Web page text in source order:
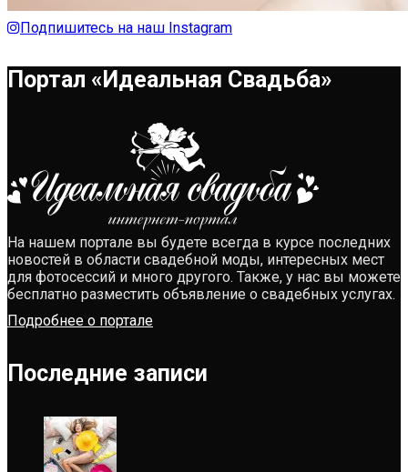
Подпишитесь на наш Instagram
Портал «Идеальная Свадьба»
На нашем портале вы будете всегда в курсе последних
новостей в области свадебной моды, интересных мест
для фотосессий и много другого. Также, у нас вы можете
бесплатно разместить объявление о свадебных услугах.
Подробнее о портале
Последние записи